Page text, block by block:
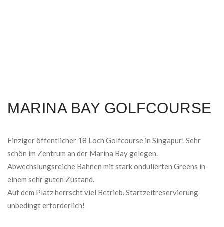
MARINA BAY GOLFCOURSE
Einziger öffentlicher 18 Loch Golfcourse in Singapur! Sehr
schön im Zentrum an der Marina Bay gelegen.
Abwechslungsreiche Bahnen mit stark ondulierten Greens in
einem sehr guten Zustand.
Auf dem Platz herrscht viel Betrieb. Startzeitreservierung
unbedingt erforderlich!